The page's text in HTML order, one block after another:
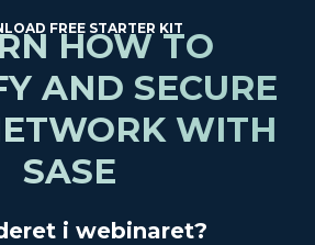
FREE STARTER KIT
HOW TO
AND SECURE
WITH
SASE
i webinaret?